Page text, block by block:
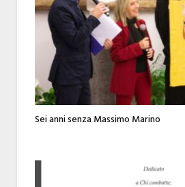
Sei anni senza Massimo Marino